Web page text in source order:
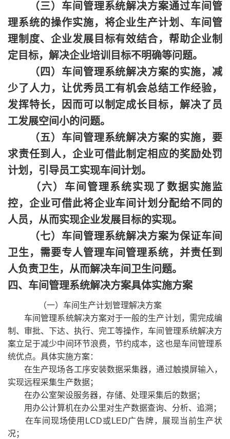
（三）车间管理系统解决方案通过车间管
理系统的操作实施，将企业生产计划、车间管
理制度、企业发展目标有效结合，帮助企业制
定目标，解决企业培训目标不明确等问题。
（四）车间管理系统解决方案的实施，减
少了人力，让优秀员工有机会总结工作经验，
发挥特长，因而可以制定成长目标，解决了员
工发展空间小的问题。
（五）车间管理系统解决方案的实施，要
求责任到人，企业可借此制定相应的奖励处罚
计划，引导员工实现车间计划。
（六）车间管理系统实现了数据实施监
控，企业可借此将企业车间计划分配给不同的
人员，从而实现企业发展目标的实现。
（七）车间管理系统解决方案为保证车间
卫生，需要专人管理车间管理系统，并责任到
人负责卫生，从而解决车间卫生问题。
四、车间管理系统解决方案具体实施方案
（一）车间生产计划管理解决方案
车间管理系统解决方案对于一般的生产计划，需完成编
制、审批、下达、执行、完工等操作，车间管理系统解决方
案立足于减少中间环节浪费，节约成本，这也是车间管理系
统优点。具体实施方案：
在生产现场各工序安装数据采集器，通过触摸屏输入，
实现远程采集生产数据；
在办公室架设服务器，存储、处理采集后的数据；
用办公计算机在办公里对生产数据查询、分析、追溯；
在车间现场使用LCD或LED广告牌，展现当前生产状
况；